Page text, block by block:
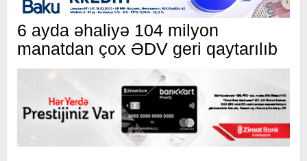
6 ayda əhaliyə 104 milyon
manatdan çox ƏDV geri qaytarılıb